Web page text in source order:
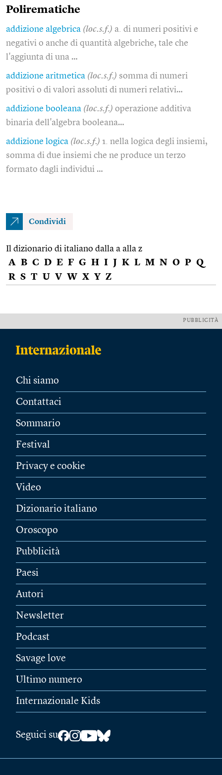
Polirematiche
addizione algebrica (loc.s.f.) a. di numeri positivi e
negativi o anche di quantità algebriche, tale che
l'aggiunta di una …
addizione aritmetica (loc.s.f.) somma di numeri
positivi o di valori assoluti di numeri relativi…
addizione booleana (loc.s.f.) operazione additiva
binaria dell'algebra booleana…
addizione logica (loc.s.f.) 1. nella logica degli insiemi,
somma di due insiemi che ne produce un terzo
formato dagli individui …
Condividi
Il dizionario di italiano dalla a alla z
A B C D E F G H I J K L M N O P Q
R S T U V W X Y Z
PUBBLICITÀ
Chi siamo
Contattaci
Sommario
Festival
Privacy e cookie
Video
Dizionario italiano
Oroscopo
Pubblicità
Paesi
Autori
Newsletter
Podcast
Savage love
Ultimo numero
Internazionale Kids
Seguici su